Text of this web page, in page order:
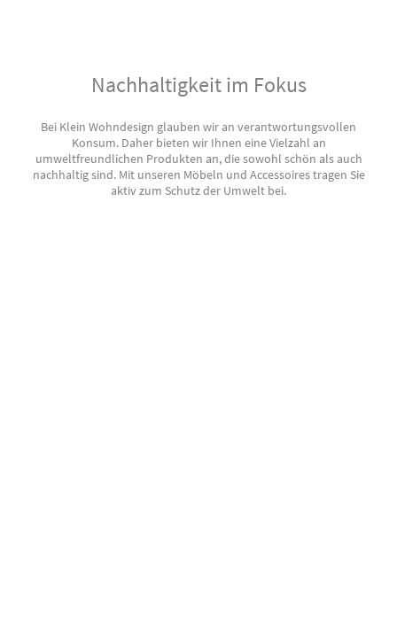
Nachhaltigkeit im Fokus
Bei Klein Wohndesign glauben wir an verantwortungsvollen
Konsum. Daher bieten wir Ihnen eine Vielzahl an
umweltfreundlichen Produkten an, die sowohl schön als auch
nachhaltig sind. Mit unseren Möbeln und Accessoires tragen Sie
aktiv zum Schutz der Umwelt bei.